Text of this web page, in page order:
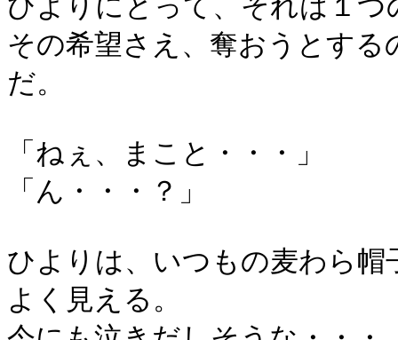
ひよりにとって、それは１
その希望さえ、奪おうとす
だ。
「ねぇ、まこと・・・」
「ん・・・？」
ひよりは、いつもの麦わら
よく見える。